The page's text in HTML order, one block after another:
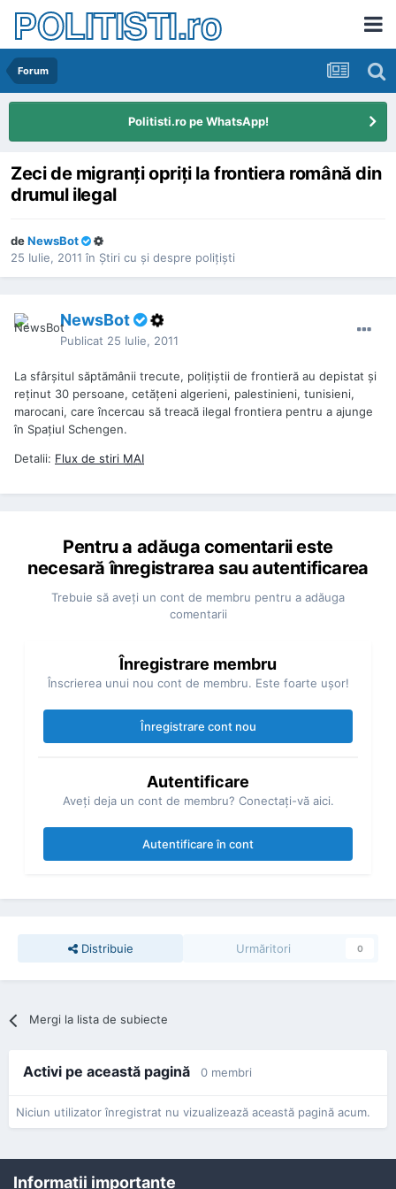
POLITISTI.ro
Forum
Politisti.ro pe WhatsApp!
Zeci de migranţi opriţi la frontiera română din
drumul ilegal
deNewsBot
25 Iulie, 2011 în Ştiri cu şi despre poliţişti
NewsBot
Publicat 25 Iulie, 2011
La sfârşitul săptămânii trecute, poliţiştii de frontieră au depistat şi
reţinut 30 persoane, cetăţeni algerieni, palestinieni, tunisieni,
marocani, care încercau să treacă ilegal frontiera pentru a ajunge
în Spaţiul Schengen.
Detalii: Flux de stiri MAI
Pentru a adăuga comentarii este
necesară înregistrarea sau autentificarea
Trebuie să aveţi un cont de membru pentru a adăuga
comentarii
Înregistrare membru
Înscrierea unui nou cont de membru. Este foarte uşor!
Înregistrare cont nou
Autentificare
Aveţi deja un cont de membru? Conectaţi-vă aici.
Autentificare în cont
Distribuie Urmăritori 0
Mergi la lista de subiecte
Activi pe această pagină 0 membri
Niciun utilizator înregistrat nu vizualizează această pagină acum.
Informaţii importante